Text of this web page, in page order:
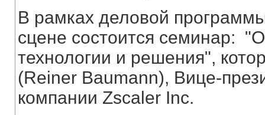
В рамках деловой
сцене состоится семинар:
технологии и решения",
(Reiner Baumann), Вице-
компании Zscaler Inc.